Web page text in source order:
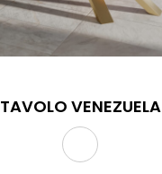
TAVOLO VENEZUELA